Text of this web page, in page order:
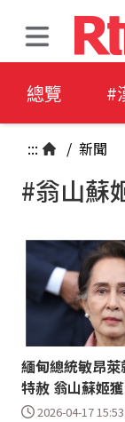
總覽 #
::: / 新聞
#翁山蘇
緬甸總統敏昂
特赦 翁山蘇姬
2026-04-17 15:53